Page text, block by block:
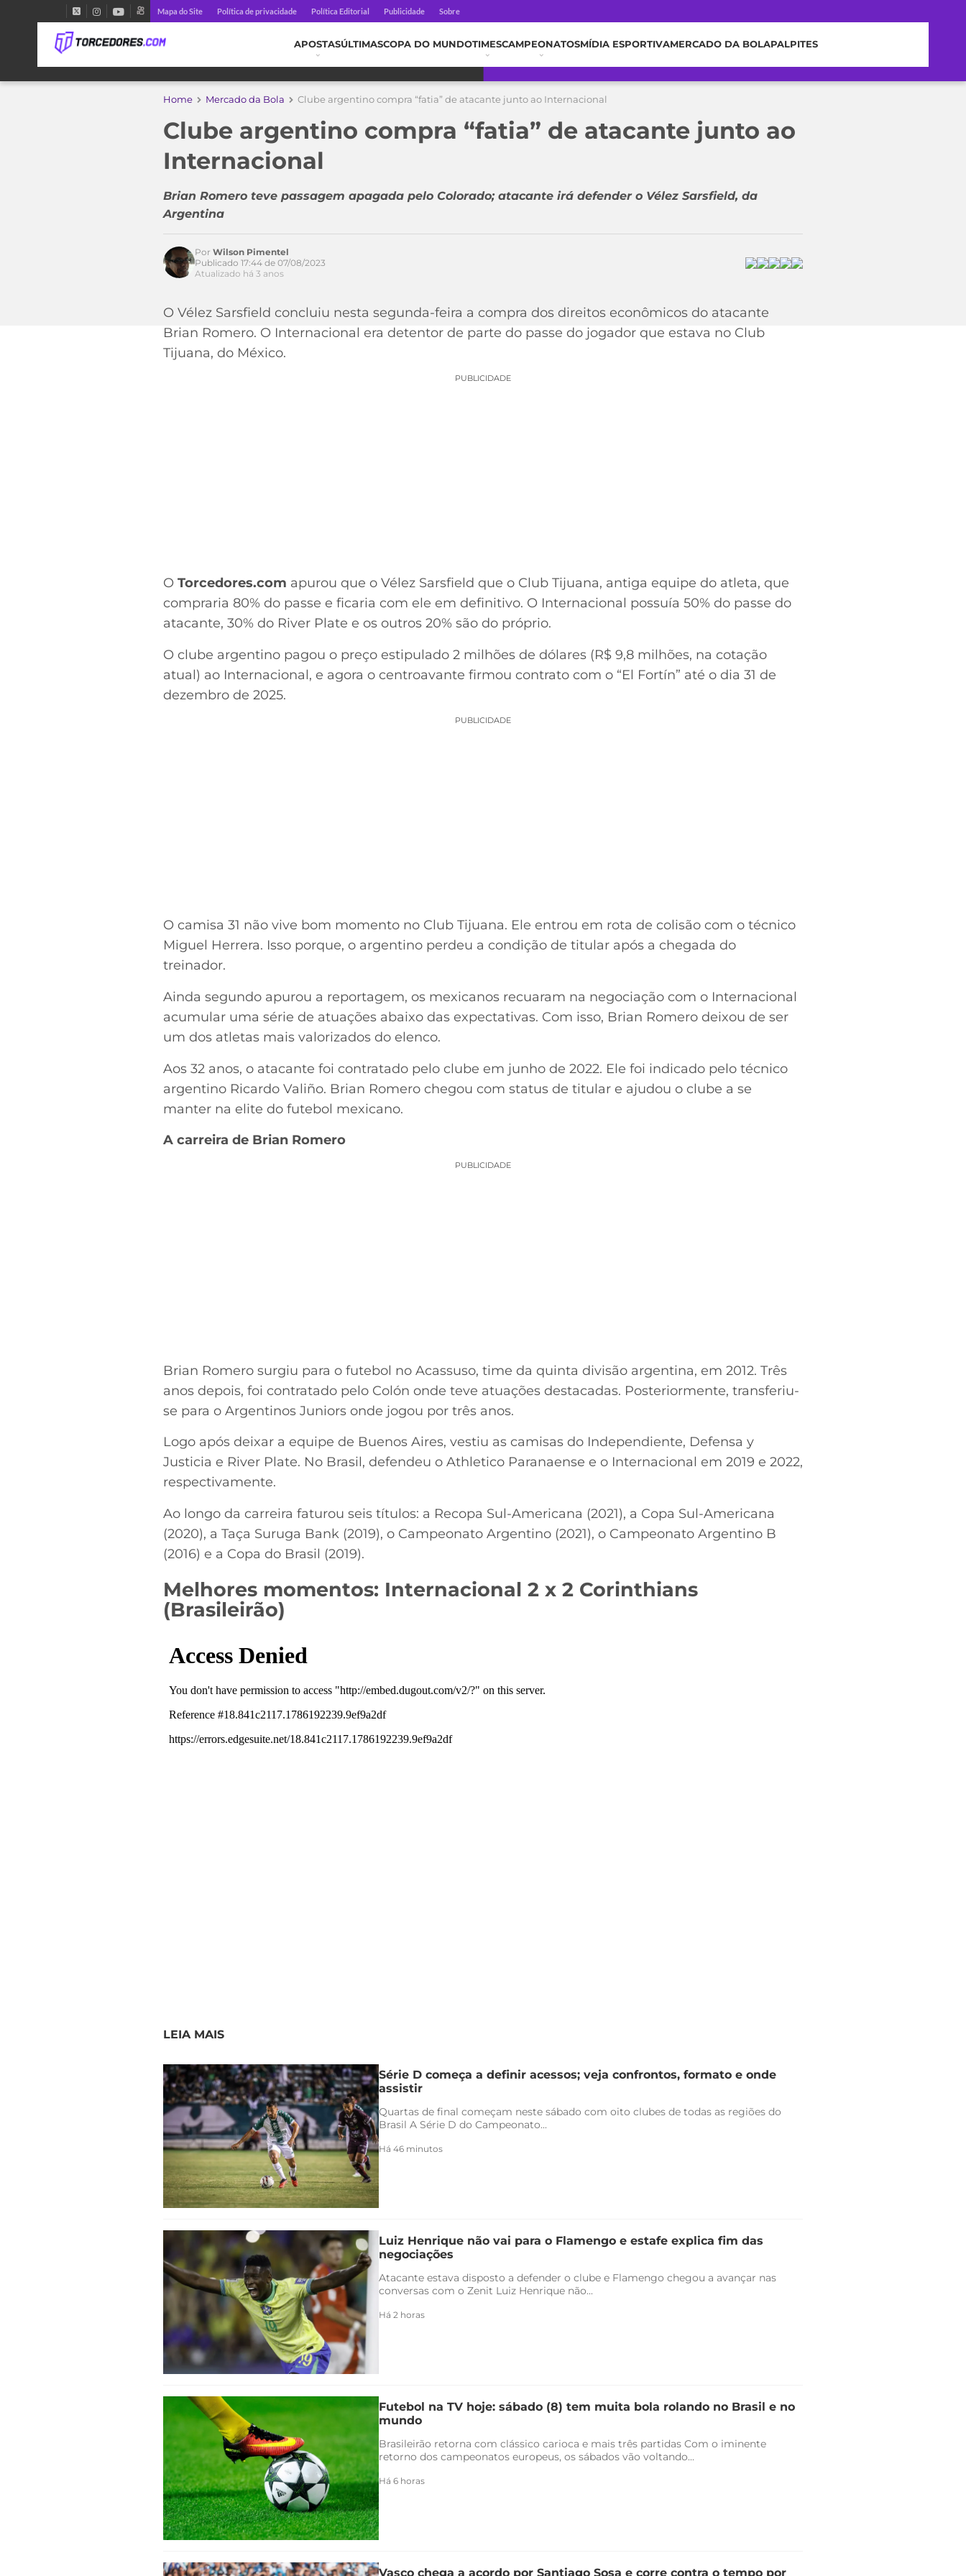
Mapa do Site Política de privacidade Política Editorial Publicidade Sobre
APOSTASÚLTIMASCOPA DO MUNDOTIMESCAMPEONATOSMÍDIA ESPORTIVAMERCADO DA BOLAPALPITES
Home Mercado da Bola Clube argentino compra “fatia” de atacante junto ao Internacional
Clube argentino compra “fatia” de atacante junto ao
Internacional
Brian Romero teve passagem apagada pelo Colorado; atacante irá defender o Vélez Sarsfield, da
Argentina
Acesse o perfil do autor Por Wilson Pimentel
Publicado 17:44 de 07/08/2023
Atualizado há 3 anos
O Vélez Sarsfield concluiu nesta segunda-feira a compra dos direitos econômicos do atacante
Brian Romero. O Internacional era detentor de parte do passe do jogador que estava no Club
Tijuana, do México.
PUBLICIDADE
O Torcedores.com apurou que o Vélez Sarsfield que o Club Tijuana, antiga equipe do atleta, que
compraria 80% do passe e ficaria com ele em definitivo. O Internacional possuía 50% do passe do
atacante, 30% do River Plate e os outros 20% são do próprio.
O clube argentino pagou o preço estipulado 2 milhões de dólares (R$ 9,8 milhões, na cotação
atual) ao Internacional, e agora o centroavante firmou contrato com o “El Fortín” até o dia 31 de
dezembro de 2025.
PUBLICIDADE
O camisa 31 não vive bom momento no Club Tijuana. Ele entrou em rota de colisão com o técnico
Miguel Herrera. Isso porque, o argentino perdeu a condição de titular após a chegada do
treinador.
Ainda segundo apurou a reportagem, os mexicanos recuaram na negociação com o Internacional
acumular uma série de atuações abaixo das expectativas. Com isso, Brian Romero deixou de ser
um dos atletas mais valorizados do elenco.
Aos 32 anos, o atacante foi contratado pelo clube em junho de 2022. Ele foi indicado pelo técnico
argentino Ricardo Valiño. Brian Romero chegou com status de titular e ajudou o clube a se
manter na elite do futebol mexicano.
A carreira de Brian Romero
PUBLICIDADE
Brian Romero surgiu para o futebol no Acassuso, time da quinta divisão argentina, em 2012. Três
anos depois, foi contratado pelo Colón onde teve atuações destacadas. Posteriormente, transferiu-
se para o Argentinos Juniors onde jogou por três anos.
Logo após deixar a equipe de Buenos Aires, vestiu as camisas do Independiente, Defensa y
Justicia e River Plate. No Brasil, defendeu o Athletico Paranaense e o Internacional em 2019 e 2022,
respectivamente.
Ao longo da carreira faturou seis títulos: a Recopa Sul-Americana (2021), a Copa Sul-Americana
(2020), a Taça Suruga Bank (2019), o Campeonato Argentino (2021), o Campeonato Argentino B
(2016) e a Copa do Brasil (2019).
Melhores momentos: Internacional 2 x 2 Corinthians
(Brasileirão)
LEIA MAIS
Série D começa a definir acessos; veja confrontos, formato e onde
assistir
Quartas de final começam neste sábado com oito clubes de todas as regiões do
Brasil A Série D do Campeonato...
Há 46 minutos
Luiz Henrique não vai para o Flamengo e estafe explica fim das
negociações
Atacante estava disposto a defender o clube e Flamengo chegou a avançar nas
conversas com o Zenit Luiz Henrique não...
Há 2 horas
Futebol na TV hoje: sábado (8) tem muita bola rolando no Brasil e no
mundo
Brasileirão retorna com clássico carioca e mais três partidas Com o iminente
retorno dos campeonatos europeus, os sábados vão voltando...
Há 6 horas
Vasco chega a acordo por Santiago Sosa e corre contra o tempo por